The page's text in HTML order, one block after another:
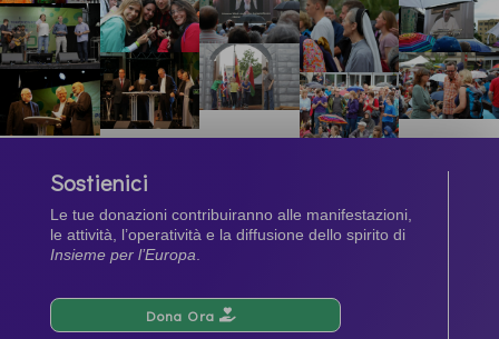
Sostienici
Le tue donazioni contribuiranno alle manifestazioni,
le attività, l’operatività e la diffusione dello spirito di
Insieme per l’Europa.
Dona Ora